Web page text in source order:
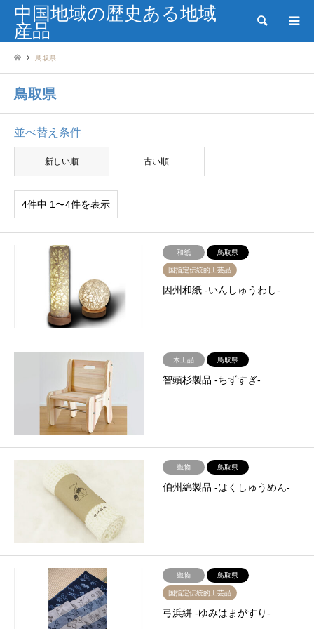
中国地域の歴史ある地域
産品
検索
鳥取県
鳥取県
並べ替え条件
新しい順 古い順
4件中 1〜4件を表示
和紙 鳥取県
国指定伝統的工芸品
因州和紙 -いんしゅうわし-
木工品 鳥取県
智頭杉製品 -ちずすぎ-
織物 鳥取県
伯州綿製品 -はくしゅうめん-
織物 鳥取県
国指定伝統的工芸品
弓浜絣 -ゆみはまがすり-